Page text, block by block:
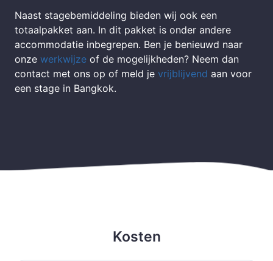
Naast stagebemiddeling bieden wij ook een
totaalpakket aan. In dit pakket is onder andere
accommodatie inbegrepen. Ben je benieuwd naar
onze werkwijze of de mogelijkheden? Neem dan
contact met ons op of meld je vrijblijvend aan voor
een stage in Bangkok.
Kosten